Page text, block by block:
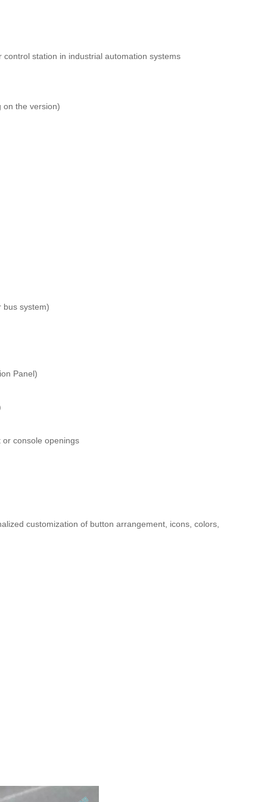
station in industrial automation systems
on the version)
bus system)
Panel)
console openings
customization of button arrangement, icons, colors,